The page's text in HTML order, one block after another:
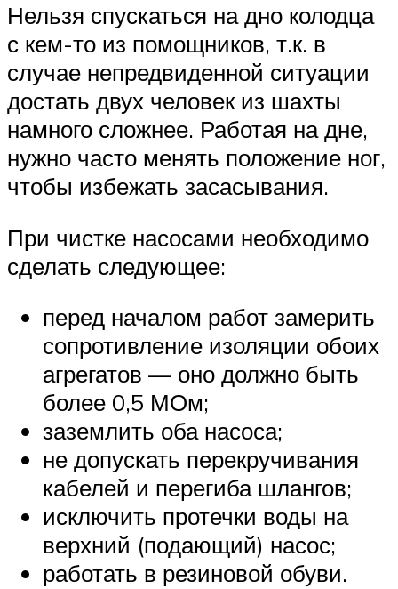
Нельзя спускаться на дно колодца
с кем-то из помощников, т.к. в
случае непредвиденной ситуации
достать двух человек из шахты
намного сложнее. Работая на дне,
нужно часто менять положение ног,
чтобы избежать засасывания.
При чистке насосами необходимо
сделать следующее:
перед началом работ замерить
сопротивление изоляции обоих
агрегатов — оно должно быть
более 0,5 МОм;
заземлить оба насоса;
не допускать перекручивания
кабелей и перегиба шлангов;
исключить протечки воды на
верхний (подающий) насос;
работать в резиновой обуви.